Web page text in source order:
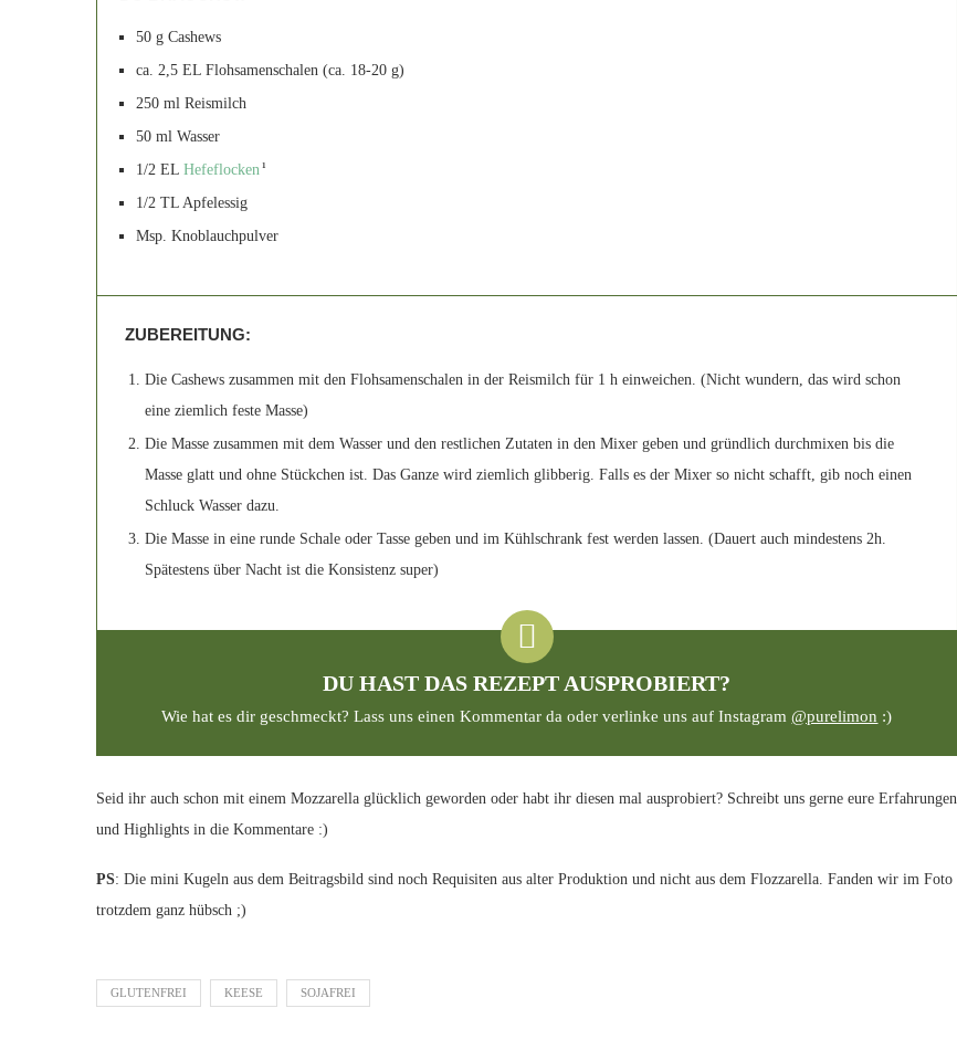
50 g Cashews
ca. 2,5 EL Flohsamenschalen (ca. 18-20 g)
250 ml Reismilch
50 ml Wasser
1/2 EL Hefeflocken 1
1/2 TL Apfelessig
Msp. Knoblauchpulver
ZUBEREITUNG:
Die Cashews zusammen mit den Flohsamenschalen in der Reismilch für 1 h einweichen. (Nicht wundern, das wird schon
eine ziemlich feste Masse)
Die Masse zusammen mit dem Wasser und den restlichen Zutaten in den Mixer geben und gründlich durchmixen bis die
Masse glatt und ohne Stückchen ist. Das Ganze wird ziemlich glibberig. Falls es der Mixer so nicht schafft, gib noch einen
Schluck Wasser dazu.
Die Masse in eine runde Schale oder Tasse geben und im Kühlschrank fest werden lassen. (Dauert auch mindestens 2h.
Spätestens über Nacht ist die Konsistenz super)
DU HAST DAS REZEPT AUSPROBIERT?
Wie hat es dir geschmeckt? Lass uns einen Kommentar da oder verlinke uns auf Instagram@purelimon :)
Seid ihr auch schon mit einem Mozzarella glücklich geworden oder habt ihr diesen mal ausprobiert? Schreibt uns gerne eure Erfahrungen
und Highlights in die Kommentare :)
PS: Die mini Kugeln aus dem Beitragsbild sind noch Requisiten aus alter Produktion und nicht aus dem Flozzarella. Fanden wir im Foto
trotzdem ganz hübsch ;)
GLUTENFREI KEESE SOJAFREI